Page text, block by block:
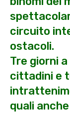
circuito
ostacoli.
Tre giorni
cittadini e
quali